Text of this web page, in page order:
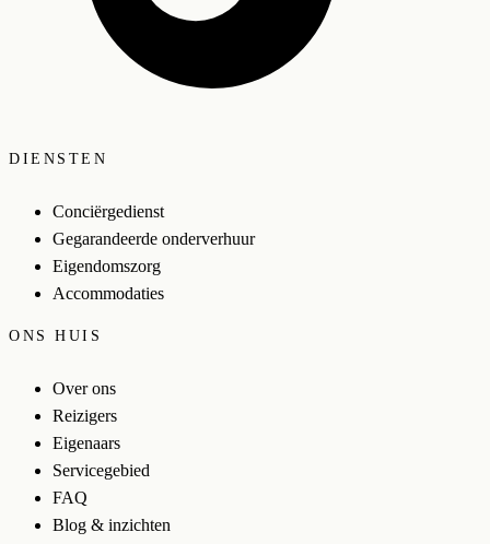
DIENSTEN
Conciërgedienst
Gegarandeerde onderverhuur
Eigendomszorg
Accommodaties
ONS HUIS
Over ons
Reizigers
Eigenaars
Servicegebied
FAQ
Blog & inzichten